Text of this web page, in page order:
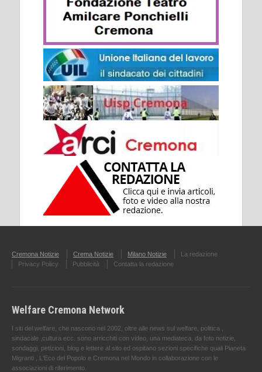
Cremona Notizie Crema Notizie Milano Notizie
La redazione
Privacy Policy
Pubblicità Contatta la redazione
Welfare Cremona Network
I siti del welfare, che nascono nel 2002, oltre alle news sul welfare, politica ,
sindacale ,cultura ecc. sono arricchiti con video, una mediateca, da foto notizie,
sondaggi, petizioni, blog e lettere al sito ed ospitano sezioni specifiche quali Pianeta
Migranti , L'Eco del Popolo e Cremona nel Mondo in collaborazione con le
associazioni di riferimento.